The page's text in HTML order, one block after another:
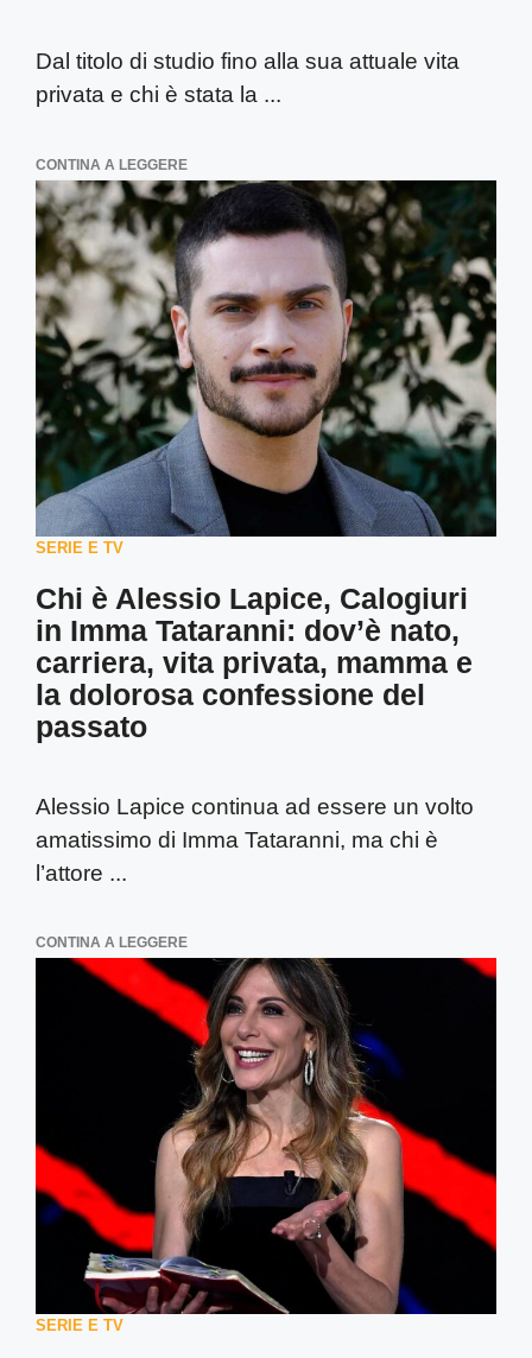
Dal titolo di studio fino alla sua attuale vita
privata e chi è stata la ...
CONTINA A LEGGERE
SERIE E TV
Chi è Alessio Lapice, Calogiuri
in Imma Tataranni: dov’è nato,
carriera, vita privata, mamma e
la dolorosa confessione del
passato
Alessio Lapice continua ad essere un volto
amatissimo di Imma Tataranni, ma chi è
l’attore ...
CONTINA A LEGGERE
SERIE E TV